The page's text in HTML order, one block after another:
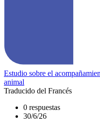
Estudio sobre el
animal
Traducido del Francés
0 respuestas
30/6/26